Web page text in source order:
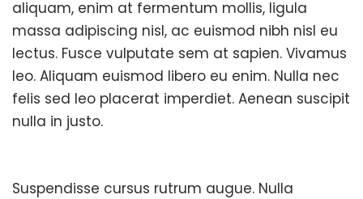
aliquam, enim at fermentum mollis, ligula
massa adipiscing nisl, ac euismod nibh nisl eu
lectus. Fusce vulputate sem at sapien. Vivamus
leo. Aliquam euismod libero eu enim. Nulla nec
felis sed leo placerat imperdiet. Aenean suscipit
nulla in justo.
Suspendisse cursus rutrum augue. Nulla